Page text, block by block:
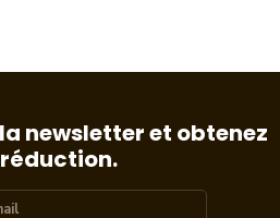
newsletter et obtenez